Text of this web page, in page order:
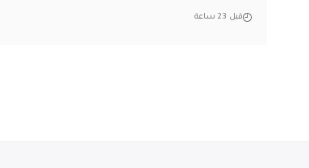
قبل 23 ساعة